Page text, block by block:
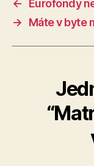
←
Eurofondy
→
Máte v byte